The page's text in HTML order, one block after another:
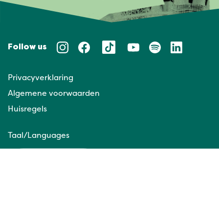
Follow us
Privacyverklaring
Algemene voorwaarden
Huisregels
Taal/Languages